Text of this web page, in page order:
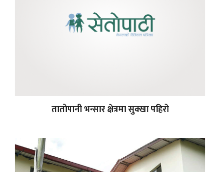
तातोपानी भन्सार क्षेत्रमा सुक्खा पहिरो